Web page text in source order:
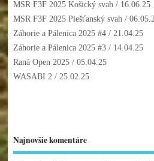
MSR F3F 2025 Košický svah / 16.06.25
MSR F3F 2025 Piešťanský svah /
Záhorie a Pálenica 2025 #4/ 21.04.25
Záhorie a Pálenica 2025 #3/ 14.04.25
Raná Open 2025/ 05.04.25
WASABI 2 / 25.02.25
Najnovšie komentáre